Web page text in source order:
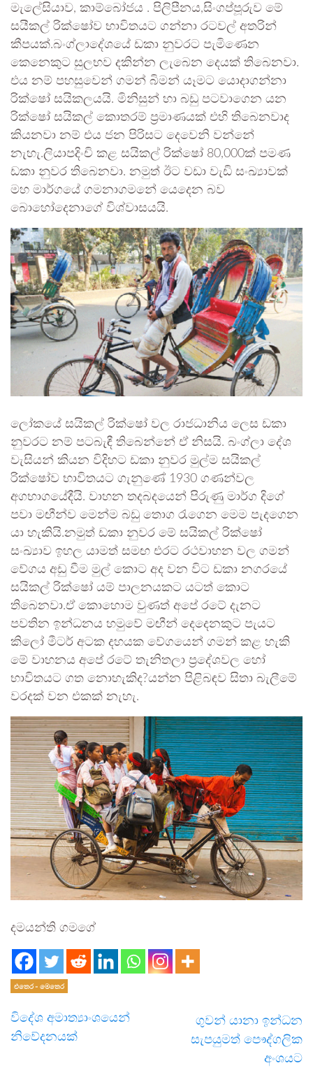
මැලේසියාව, කාම්බෝජය . පිලිපීනය,සිංගප්පූරුව මේ
සයීකල් රික්ෂෝව භාවිතයට ගන්නා රටවල් අතරින්
කීපයක්.බංග්ලාදේශයේ ඩකා නුවරට පැමිණෙන
කෙනෙකුට සුලභව දකින්න ලැබෙන දෙයක් තිබෙනවා.
එය නම් පහසුවෙන් ගමන් බිමන් යෑමට යොදාගන්නා
රික්ෂෝ සයිකලයයි. මිනිසුන් හා බඩු පටවාගෙන යන
රික්ෂෝ සයිකල් කොතරම් ප්‍රමාණයක් එහි තිබෙනවාද
කියනවා නම් එය ජන පිරිසට දෙවෙනි වන්නේ
නැහැ.ලියාපදිංචි කළ සයිකල් රික්ෂෝ 80,000ක් පමණ
ඩකා නුවර තිබෙනවා. නමුත් ඊට වඩා වැඩි සංඛ්‍යාවක්
මහ මාර්ගයේ ගමනාගමනේ යෙදෙන බව
බොහෝදෙනාගේ විශ්වාසයයි.
ලෝකයේ සයිකල් රික්ෂෝ වල රාජධානිය ලෙස ඩකා
නුවරට නම් පටබැඳී තිබෙන්නේ ඒ නිසයි. බංග්ලා දේශ
වැසියන් කියන විදිහට ඩකා නුවර මුල්ම සයිකල්
රික්ෂෝව භාවිතයට ගැනුණේ 1930 ගණන්වල
අගභාගයේදීයි. වාහන තදබදයෙන් පිරුණු මාර්ග දිගේ
පවා මඟීන්ව මෙන්ම බඩු තොග රැගෙන මෙම පැදගෙන
යා හැකියි.නමුත් ඩකා නුවර මේ සයිකල් රික්ෂෝ
සංඛ්‍යාව ඉහල යාමත් සමඟ එරට රථවාහන වල ගමන්
වේගය අඩු වීම මුල් කොට අද වන විට ඩකා නගරයේ
සයිකල් රික්ෂෝ යම් පාලනයකට යටත් කොට
තිබෙනවා.ඒ කොහොම වුණත් අපේ රටේ දැනට
පවතින ඉන්ධනය හමුවේ මඟීන් දෙදෙනකුට පැයට
කිලෝ මීටර් අටක දහයක වේගයෙන් ගමන් කළ හැකි
මේ වාහනය අපේ රටේ තැනිතලා ප්‍රදේශවල හෝ
භාවිතයට ගත නොහැකිද?යන්න පිළිබඳව සිතා බැලීමේ
වරදක් වන එකක් නැහැ.
දමයන්ති ගමගේ
එතෙර - මෙතෙර
විදේශ අමාත්‍යාංශයෙන්
නිවේදනයක්
ගුවන් යානා ඉන්ධන
සැපයුමත් පෞද්ගලික
අංශයට